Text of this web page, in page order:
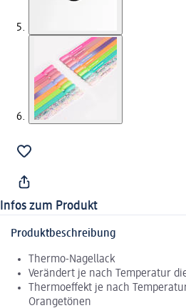
Infos zum Produkt
Produktbeschreibung
Thermo-Nagellack
Verändert je nach Temperatur
Thermoeffekt je nach
Orangetönen